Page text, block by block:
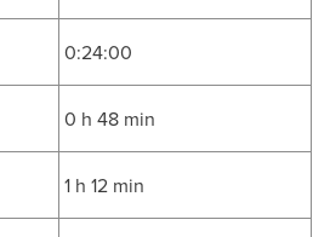
0:24:00
0 h 48 min
1 h 12 min